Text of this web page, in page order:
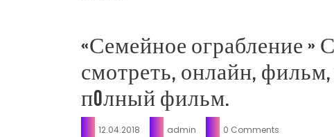
«Семейное ограбление »
смотреть, онлайн,
пoлный фильм.
12.04.2018 admin 0 Comments